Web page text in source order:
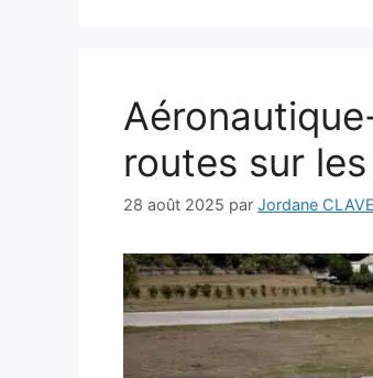
routes sur
28 août 2025 par Jordane